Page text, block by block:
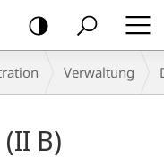
Verwaltung
B)